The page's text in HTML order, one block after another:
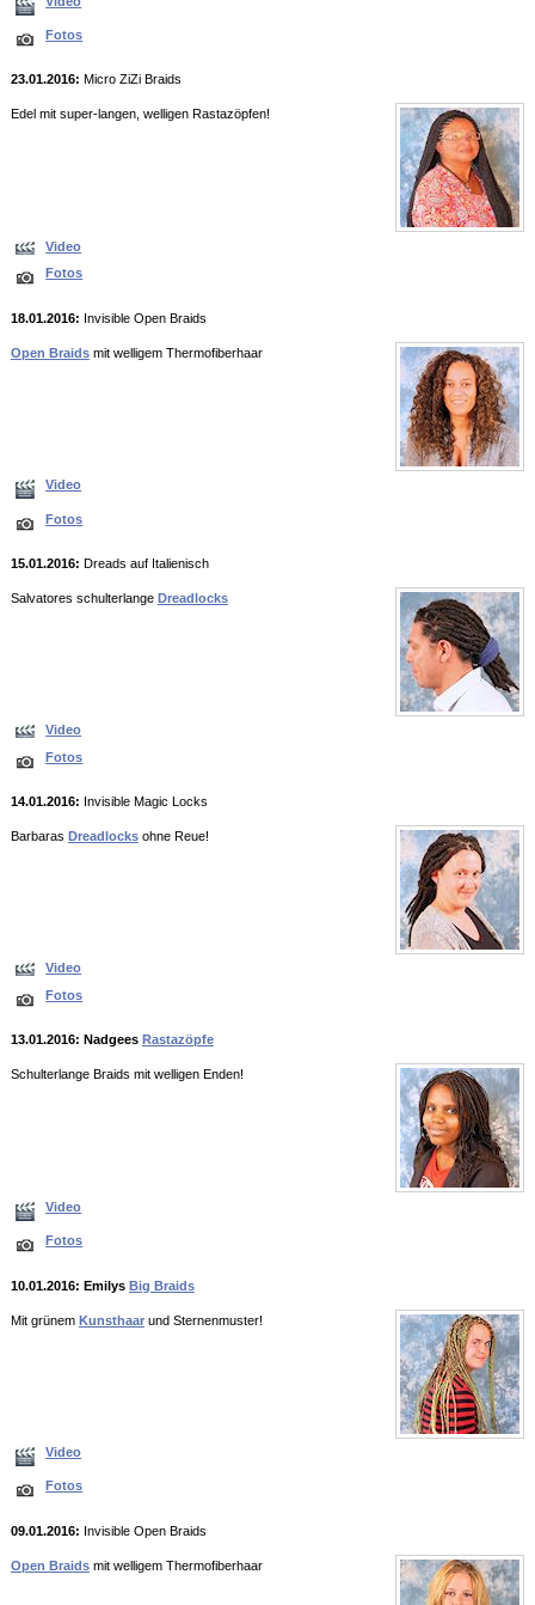
Fotos
23.01.2016: Micro ZiZi Braids
Edel mit super-langen, welligen Rastazöpfen!
Video
Fotos
18.01.2016: Invisible Open Braids
Open Braidsmit welligem Thermofiberhaar
Video
Fotos
15.01.2016: Dreads auf Italienisch
Salvatores schulterlange Dreadlocks
Video
Fotos
14.01.2016: Invisible Magic Locks
Barbaras Dreadlocksohne Reue!
Video
Fotos
13.01.2016: Nadgees Rastazöpfe
Schulterlange Braids mit welligen Enden!
Video
Fotos
10.01.2016: Emilys Big Braids
Mit grünem Kunsthaarund Sternenmuster!
Video
Fotos
09.01.2016: Invisible Open Braids
Open Braidsmit welligem Thermofiberhaar